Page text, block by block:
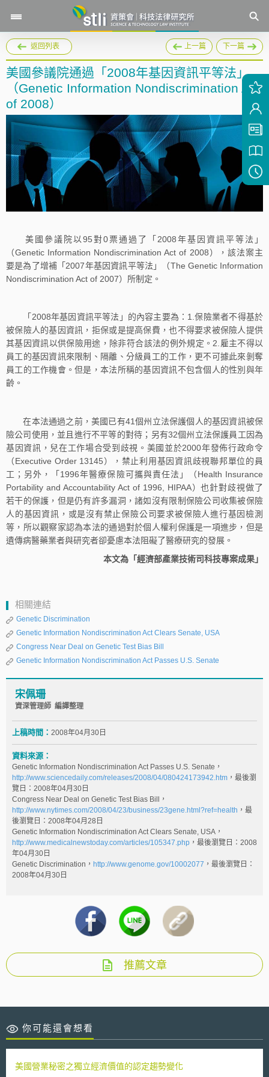
返回列表 上一篇 下一篇
美國參議院通過「2008年基因資訊平等法」
（Genetic Information Nondiscrimination Act
of 2008）
美國參議院以95對0票通過了「2008年基因資訊平等法」
（Genetic Information Nondiscrimination Act of 2008），該法案主
要是為了增補「2007年基因資訊平等法」（The Genetic Information
Nondiscrimination Act of 2007）所制定。
「2008年基因資訊平等法」的內容主要為：1.保險業者不得基於
被保險人的基因資訊，拒保或是提高保費，也不得要求被保險人提供
其基因資訊以供保險用途，除非符合該法的例外規定。2.雇主不得以
員工的基因資訊來限制、隔離、分級員工的工作，更不可據此來剝奪
員工的工作機會。但是，本法所稱的基因資訊不包含個人的性別與年
齡。
在本法通過之前，美國已有41個州立法保護個人的基因資訊被保
險公司使用，並且進行不平等的對待；另有32個州立法保護員工因為
基因資訊，兒在工作場合受到歧視。美國並於2000年發佈行政命令
（Executive Order 13145），禁止利用基因資訊歧視聯邦單位的員
工；另外，「1996年醫療保險可攜與責任法」（Health Insurance
Portability and Accountability Act of 1996, HIPAA）也針對歧視做了
若干的保護，但是仍有許多漏洞，諸如沒有限制保險公司收集被保險
人的基因資訊，或是沒有禁止保險公司要求被保險人進行基因檢測
等，所以觀察家認為本法的通過對於個人權利保護是一項進步，但是
遺傳病醫藥業者與研究者卻憂慮本法阻礙了醫療研究的發展。
本文為「經濟部產業技術司科技專案成果」
相關連結
Genetic Discrimination
Genetic Information Nondiscrimination Act Clears Senate, USA
Congress Near Deal on Genetic Test Bias Bill
Genetic Information Nondiscrimination Act Passes U.S. Senate
宋佩珊
資深管理師 編譯整理
上稿時間： 2008年04月30日
資料來源：
Genetic Information Nondiscrimination Act Passes U.S. Senate，
http://www.sciencedaily.com/releases/2008/04/080424173942.htm ，最後瀏
覽日：2008年04月30日
Congress Near Deal on Genetic Test Bias Bill，
http://www.nytimes.com/2008/04/23/business/23gene.html?ref=health ，最
後瀏覽日：2008年04月28日
Genetic Information Nondiscrimination Act Clears Senate, USA，
http://www.medicalnewstoday.com/articles/105347.php ，最後瀏覽日：2008
年04月30日
Genetic Discrimination， http://www.genome.gov/10002077 ，最後瀏覽日：
2008年04月30日
推薦文章
你可能還會想看
美國營業秘密之獨立經濟價值的認定趨勢變化